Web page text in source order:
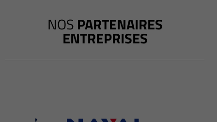
NOS PARTENAIRES
ENTREPRISES